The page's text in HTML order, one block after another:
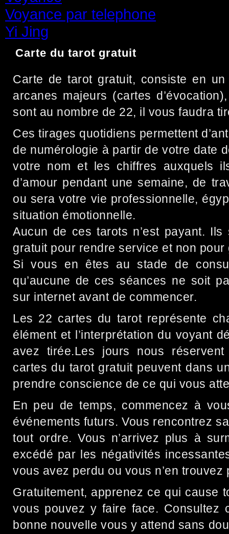
Voyance par telephone
Yi Jing
Carte du tarot gratuit
Carte de tarot gratuit, consiste en
arcanes majeurs (cartes
sont au nombre de 22, il vous faudra
Ces tirages quotidiens permettent
de numérologie à partir de votre date
votre nom et les chiffres auxquels
d’amour pendant une semaine, de
ou sera votre vie professionnelle,
situation émotionnelle.
Aucun de ces tarots n’est payant.
gratuit pour rendre service et non pour
Si vous en êtes au stade de
qu’aucune de ces séances ne soit
sur internet avant de commencer.
Les 22 cartes du tarot représente
élément et l’interprétation du voyant
avez tirée.Les jours nous
cartes du tarot gratuit peuvent dans
prendre conscience de ce qui vous
En peu de temps, commencez à
événements futurs. Vous rencontrez
tout ordre. Vous n’arrivez plus à
excédé par les négativités
vous avez perdu ou vous n’en trouvez
Gratuitement, apprenez ce qui cause
vous pouvez y faire face. Consultez
bonne nouvelle vous y attend sans